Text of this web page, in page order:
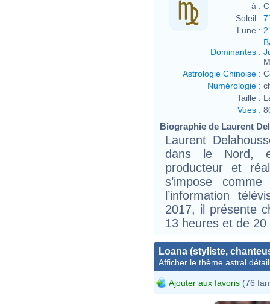
à :
Soleil :
Lune :
Dominantes :
Astrologie Chinoise :
Numérologie :
Taille :
Vues :
Biographie de Laurent
Laurent
dans le Nord,
producteur et
s’impose
l’information
2017, il présente
13 heures et de
Loana (styliste,
Afficher le thème astral
Ajouter aux favoris (76